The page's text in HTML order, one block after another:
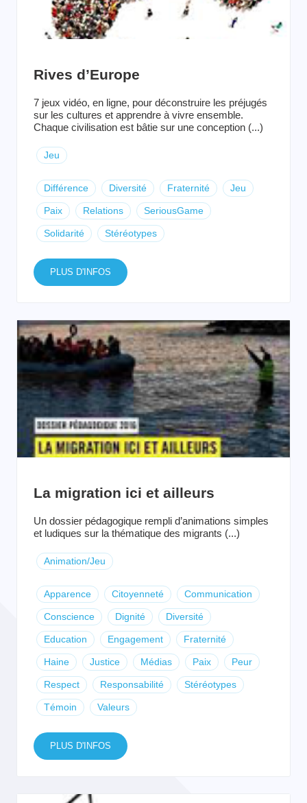
Rives d’Europe
7 jeux vidéo, en ligne, pour déconstruire les préjugés
sur les cultures et apprendre à vivre ensemble.
Chaque civilisation est bâtie sur une conception (...)
Jeu
Différence Diversité Fraternité Jeu
Paix Relations SeriousGame
Solidarité Stéréotypes
PLUS D'INFOS
La migration ici et ailleurs
Un dossier pédagogique rempli d’animations simples
et ludiques sur la thématique des migrants (...)
Animation/Jeu
Apparence Citoyenneté Communication
Conscience Dignité Diversité
Education Engagement Fraternité
Haine Justice Médias Paix Peur
Respect Responsabilité Stéréotypes
Témoin Valeurs
PLUS D'INFOS